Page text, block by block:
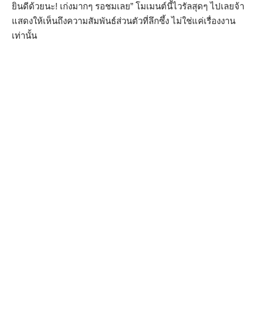
ยินดีด้วยนะ! เก่งมากๆ รอชมเลย” โมเมนต์นี้ไวรัลสุดๆ ไปเลยจ้า
แสดงให้เห็นถึงความสัมพันธ์ส่วนตัวที่ลึกซึ้ง ไม่ใช่แค่เรื่องงาน
เท่านั้น